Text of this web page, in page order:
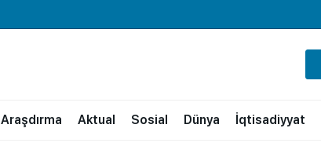
Araşdırma Aktual Sosial Dünya İqtisadiyyat